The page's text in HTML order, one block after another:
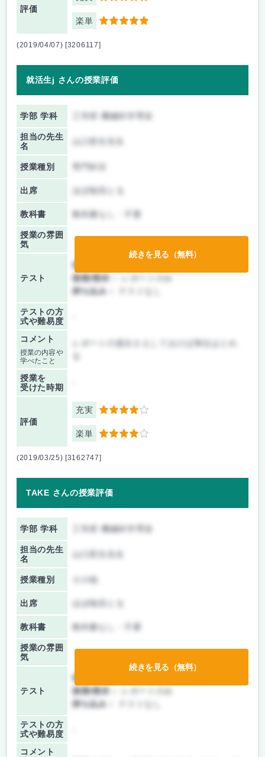
評価
楽単 5
(2019/04/07) [3206117]
就活生j さんの授業評価
学部 学科 工学府 機械科学専攻
担当の先生
名
授業種別
出席 ほぼ毎回とる
教科書 教科書なし・不要
授業の雰囲
気
テスト
前期/中間：
後期/期末：
持ち込み：
テストの方
式や難易度
コメント
授業の内容や
学べたこと
授業を
受けた時期
評価
充実 4
楽単 4
続きを見る（無料）
(2019/03/25) [3162747]
TAKE さんの授業評価
学部 学科 工学府 機械科学専攻
担当の先生
名
授業種別 その他
出席 ほぼ毎回とる
教科書 教科書なし・不要
授業の雰囲
気
テスト
前期/中間：
後期/期末：
持ち込み：
テストの方
式や難易度
コメント
続きを見る（無料）